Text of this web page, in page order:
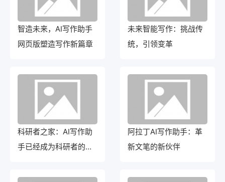
智造未来，AI写作助手
网页版塑造写作新篇章
未来智能写作：挑战传
统，引领变革
科研者之家：AI写作助
手已经成为科研者的得
阿拉丁AI写作助手：革
新文笔的新伙伴